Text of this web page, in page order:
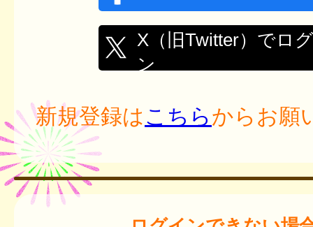
X（旧Twitter）でロ
ン
新規登録はこちらからお願